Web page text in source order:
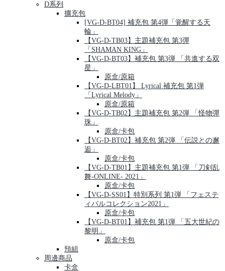
D系列
擴充包
[VG-D-BT04] 補充包 第4弾「覚醒する天
輪」
【VG-D-TB03】主題補充包 第3彈
「SHAMAN KING」
【VG-D-BT03】補充包 第3弾 「共進する双
星」
原盒/原箱
【VG-D-LBT01】 Lyrical 補充包 第1弾
「Lyrical Melody」
原盒/原箱
【VG-D-TB02】主題補充包 第2弾 「怪物彈
珠」
原盒/卡包
【VG-D-BT02】補充包 第2弾 「伝説との邂
逅」
原盒/卡包
【VG-D-TB01】主題補充包 第1弾 「刀剣乱
舞-ONLINE- 2021」
原盒/卡包
【VG-D-SS01】特別系列 第1弾 「フェステ
ィバルコレクション2021」
原盒/卡包
【VG-D-BT01】補充包 第1弾 「五大世紀の
黎明」
原盒/卡包
預組
周邊商品
卡盒